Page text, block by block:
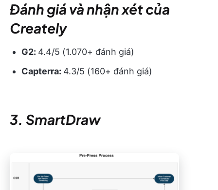
Đánh giá và nhận xét của
Creately
G2: 4.4/5 (1.070+ đánh giá)
Capterra: 4.3/5 (160+ đánh giá)
3. SmartDraw